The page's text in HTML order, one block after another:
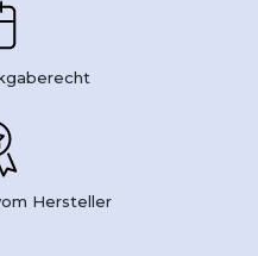
Hersteller